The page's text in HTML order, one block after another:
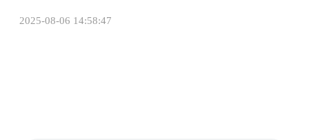
2025-08-06 14:58:47